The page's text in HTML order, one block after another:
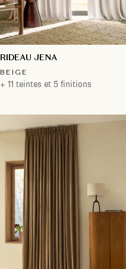
RIDEAU JENA
BEIGE
+ 11 teintes et 5 finitions